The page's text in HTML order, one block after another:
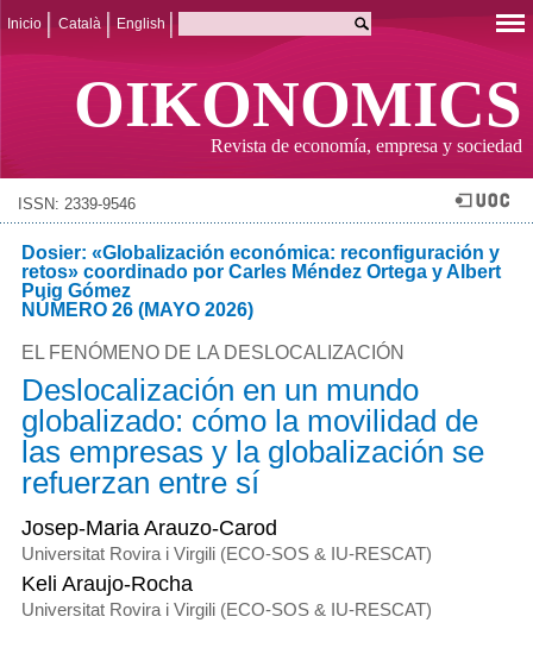
Inicio Català English
OIKONOMICS
Revista de economía, empresa y sociedad
ISSN: 2339-9546
Dosier: «Globalización económica: reconfiguración y
retos» coordinado por Carles Méndez Ortega y Albert
Puig Gómez
NÚMERO 26 (MAYO 2026)
EL FENÓMENO DE LA DESLOCALIZACIÓN
Deslocalización en un mundo
globalizado: cómo la movilidad de
las empresas y la globalización se
refuerzan entre sí
Josep-Maria Arauzo-Carod
Universitat Rovira i Virgili (ECO-SOS & IU-RESCAT)
Keli Araujo-Rocha
Universitat Rovira i Virgili (ECO-SOS & IU-RESCAT)